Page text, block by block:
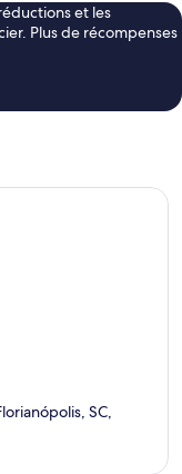
et les
Plus de récompenses
SC,